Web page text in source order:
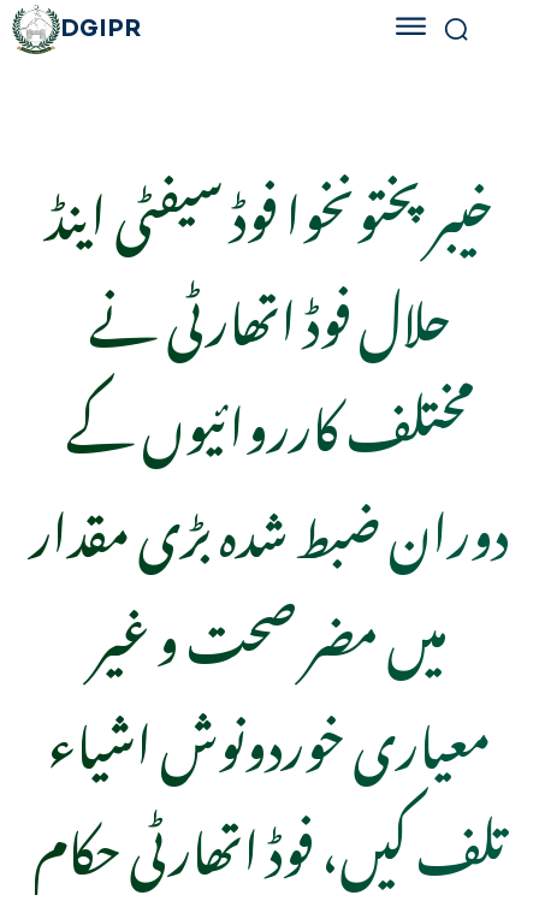
DGIPR
خیبرپختونخوا فوڈ سیفٹی اینڈ
حلال فوڈ اتھارٹی نے
مختلف کارروائیوں کے
دوران ضبط شدہ بڑی مقدار
میں مضر صحت و غیر
معیاری خوردونوش اشیاء
تلف کیں، فوڈ اتھارٹی حکام